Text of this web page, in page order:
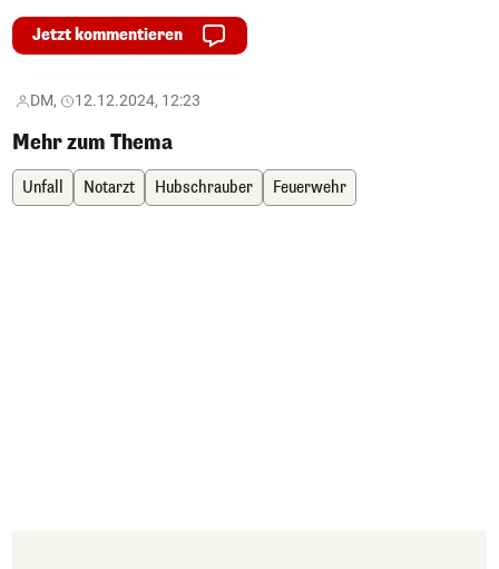
Jetzt kommentieren
DM, 12.12.2024, 12:23
Mehr zum Thema
Unfall Notarzt Hubschrauber Feuerwehr